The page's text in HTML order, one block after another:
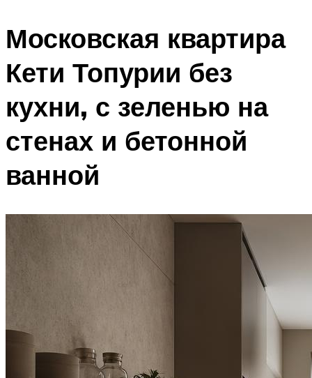
Московская квартира
Кети Топурии без
кухни, с зеленью на
стенах и бетонной
ванной